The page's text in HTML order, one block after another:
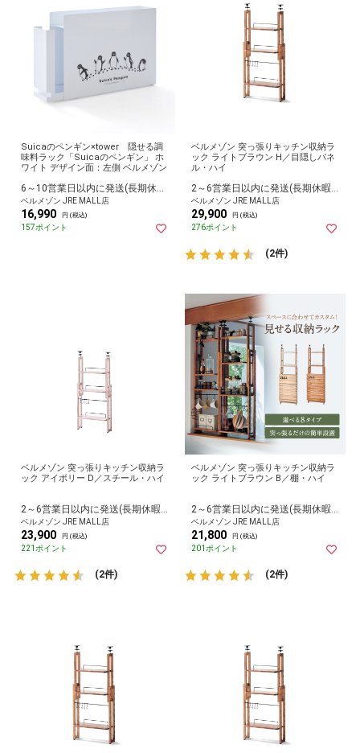
Suicaのペンギン×tower 隠せる調
味料ラック「Suicaのペンギン」 ホ
ワイト デザイン面：左側 ベルメゾン
ベルメゾン JRE MALL店
16,990 円 (税込)
157ポイント
ベルメゾン 突っ張りキッチン収納ラ
ック ライトブラウン H／目隠しパネ
ル・ハイ
ベルメゾン JRE MALL店
29,900 円 (税込)
276ポイント
(2件)
ベルメゾン 突っ張りキッチン収納ラ
ック アイボリー D／スチール・ハイ
2～6営業日以内に発送(長期休暇除く)
ベルメゾン JRE MALL店
23,900 円 (税込)
221ポイント
(2件)
ベルメゾン 突っ張りキッチン収納ラ
ック ライトブラウン B／棚・ハイ
2～6営業日以内に発送(長期休暇除く)
ベルメゾン JRE MALL店
21,800 円 (税込)
201ポイント
(2件)